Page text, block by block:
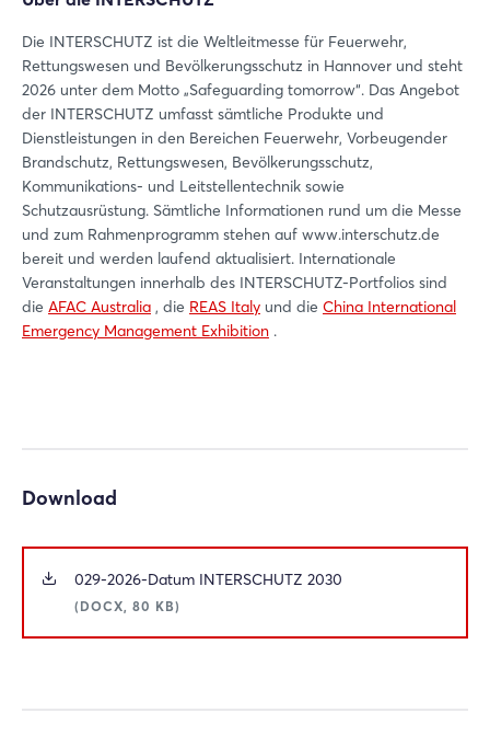
Die INTERSCHUTZ ist die Weltleitmesse für Feuerwehr,
Rettungswesen und Bevölkerungsschutz in Hannover und steht
2026 unter dem Motto „Safeguarding tomorrow“. Das Angebot
der INTERSCHUTZ umfasst sämtliche Produkte und
Dienstleistungen in den Bereichen Feuerwehr, Vorbeugender
Brandschutz, Rettungswesen, Bevölkerungsschutz,
Kommunikations- und Leitstellentechnik sowie
Schutzausrüstung. Sämtliche Informationen rund um die Messe
und zum Rahmenprogramm stehen auf www.interschutz.de
bereit und werden laufend aktualisiert. Internationale
Veranstaltungen innerhalb des INTERSCHUTZ-Portfolios sind
die AFAC Australia , die REAS Italy und die China International
Emergency Management Exhibition .
Download
029-2026-Datum INTERSCHUTZ 2030
(DOCX, 80 KB)
Noch nicht angemeldet?
Jetzt registrieren